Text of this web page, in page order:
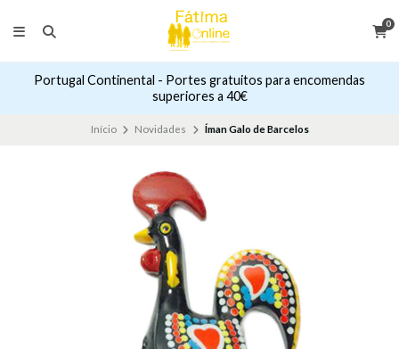
0
Portugal Continental - Portes gratuitos para encomendas
superiores a 40€
Início Novidades Íman Galo de Barcelos